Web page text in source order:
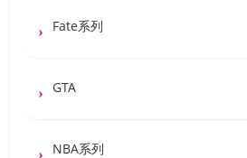
Fate系列
GTA
NBA系列